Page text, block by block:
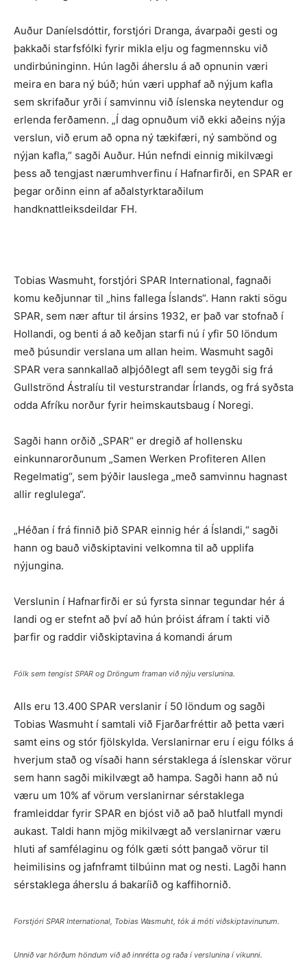
Auður Daníelsdóttir, forstjóri Dranga, ávarpaði gesti og
þakkaði starfsfólki fyrir mikla elju og fagmennsku við
undirbúninginn. Hún lagði áherslu á að opnunin væri
meira en bara ný búð; hún væri upphaf að nýjum kafla
sem skrifaður yrði í samvinnu við íslenska neytendur og
erlenda ferðamenn. „Í dag opnuðum við ekki aðeins nýja
verslun, við erum að opna ný tækifæri, ný sambönd og
nýjan kafla,“ sagði Auður. Hún nefndi einnig mikilvægi
þess að tengjast nærumhverfinu í Hafnarfirði, en SPAR er
þegar orðinn einn af aðalstyrktaraðilum
handknattleiksdeildar FH.
Tobias Wasmuht, forstjóri SPAR International, fagnaði
komu keðjunnar til „hins fallega Íslands“. Hann rakti sögu
SPAR, sem nær aftur til ársins 1932, er það var stofnað í
Hollandi, og benti á að keðjan starfi nú í yfir 50 löndum
með þúsundir verslana um allan heim. Wasmuht sagði
SPAR vera sannkallað alþjóðlegt afl sem teygði sig frá
Gullströnd Ástralíu til vesturstrandar Írlands, og frá syðsta
odda Afríku norður fyrir heimskautsbaug í Noregi.
Sagði hann orðið „SPAR“ er dregið af hollensku
einkunnarorðunum „Samen Werken Profiteren Allen
Regelmatig“, sem þýðir lauslega „með samvinnu hagnast
allir reglulega“.
„Héðan í frá finnið þið SPAR einnig hér á Íslandi,“ sagði
hann og bauð viðskiptavini velkomna til að upplifa
nýjungina.
Verslunin í Hafnarfirði er sú fyrsta sinnar tegundar hér á
landi og er stefnt að því að hún þróist áfram í takti við
þarfir og raddir viðskiptavina á komandi árum
Fólk sem tengist SPAR og Dröngum framan við nýju verslunina.
Alls eru 13.400 SPAR verslanir í 50 löndum og sagði
Tobias Wasmuht í samtali við Fjarðarfréttir að þetta væri
samt eins og stór fjölskylda. Verslanirnar eru í eigu fólks á
hverjum stað og vísaði hann sérstaklega á íslenskar vörur
sem hann sagði mikilvægt að hampa. Sagði hann að nú
væru um 10% af vörum verslanirnar sérstaklega
framleiddar fyrir SPAR en bjóst við að það hlutfall myndi
aukast. Taldi hann mjög mikilvægt að verslanirnar væru
hluti af samfélaginu og fólk gæti sótt þangað vörur til
heimilisins og jafnframt tilbúinn mat og nesti. Lagði hann
sérstaklega áherslu á bakaríið og kaffihornið.
Forstjóri SPAR International, Tobias Wasmuht, tók á móti viðskiptavinunum.
Unnið var hörðum höndum við að innrétta og raða í verslunina í vikunni.